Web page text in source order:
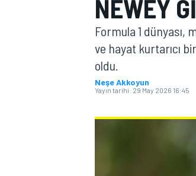
MOTOGP
NEWEY
Formula 1 dünyası,
ve hayat kurtarıcı
oldu.
Neşe Akkoyun
Yayın tarihi: 29 May 2026 16:45